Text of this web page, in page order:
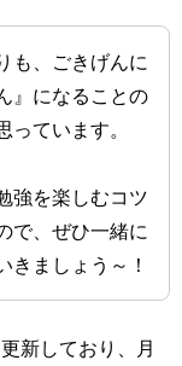
も、ごきげんに
』になることの
ています。
強を楽しむコツ
で、ぜひ一緒に
きましょう～！
新しており、月